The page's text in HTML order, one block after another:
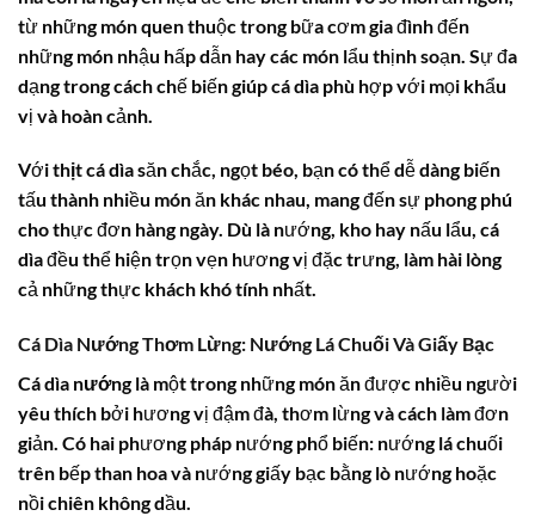
từ những món quen thuộc trong bữa cơm gia đình đến
những món nhậu hấp dẫn hay các món lẩu thịnh soạn. Sự đa
dạng trong cách chế biến giúpcá dìa phù hợp với mọi khẩu
vị và hoàn cảnh.
Vớithịt cá dìasăn chắc, ngọt béo, bạn có thể dễ dàng biến
tấu thành nhiều món ăn khác nhau, mang đến sự phong phú
cho thực đơn hàng ngày. Dù là nướng, kho hay nấu lẩu, cá
dìađều thể hiện trọn vẹn hương vị đặc trưng, làm hài lòng
cả những thực khách khó tính nhất.
Cá Dìa Nướng Thơm Lừng: Nướng Lá Chuối Và Giấy Bạc
Cá dìa nướnglà một trong những món ăn được nhiều người
yêu thích bởi hương vị đậm đà, thơm lừng và cách làm đơn
giản. Có hai phương pháp nướng phổ biến: nướng lá chuối
trên bếp than hoa và nướng giấy bạc bằng lò nướng hoặc
nồi chiên không dầu.